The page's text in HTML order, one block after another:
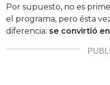
Por supuesto, no es
el programa, pero ésta
diferencia: se convirtió